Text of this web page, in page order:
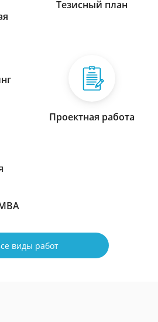
Тезисный план
Проектная работа
виды работ